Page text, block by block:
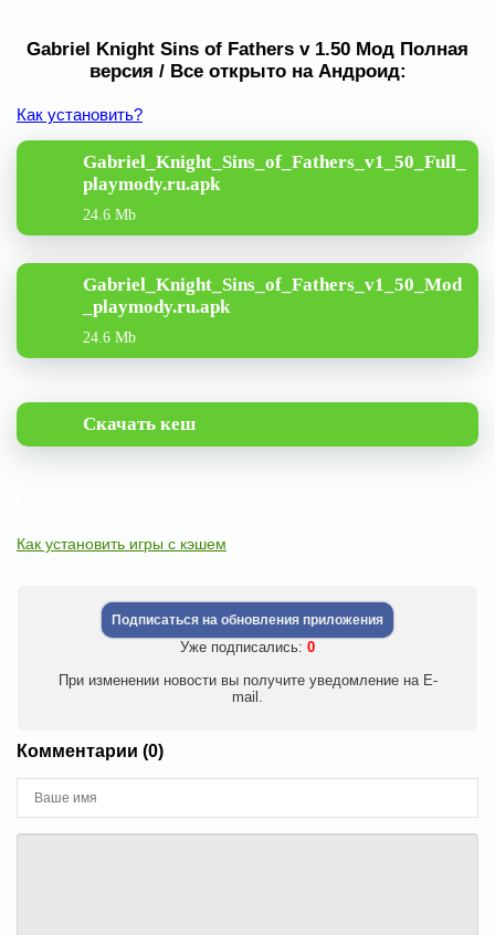
Gabriel Knight Sins of Fathers v 1.50 Мод Полная
версия / Все открыто на Андроид:
Как установить?
Gabriel_Knight_Sins_of_Fathers_v1_50_Full_
playmody.ru.apk
24.6 Mb
Gabriel_Knight_Sins_of_Fathers_v1_50_Mod
_playmody.ru.apk
24.6 Mb
Скачать кеш
Как установить игры с кэшем
Подписаться на обновления приложения
Уже подписались: 0
При изменении новости вы получите уведомление на E-
mail.
Комментарии (0)